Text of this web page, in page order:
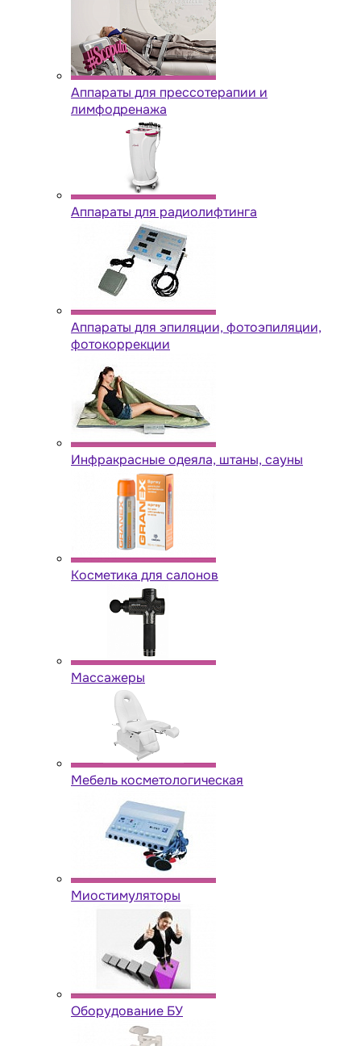
Аппараты для прессотерапии и
лимфодренажа
Аппараты для радиолифтинга
Аппараты для эпиляции, фотоэпиляции,
фотокоррекции
Инфракрасные одеяла, штаны, сауны
Косметика для салонов
Массажеры
Мебель косметологическая
Миостимуляторы
Оборудование БУ